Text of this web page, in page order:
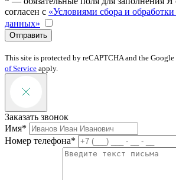
согласен с «Условиями сбора и
данных»
Отправить
This site is protected by reCAPTCHA and the Google
of Service apply.
Заказать звонок
Имя*
Номер телефона*